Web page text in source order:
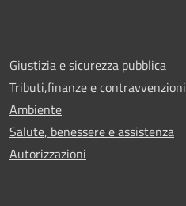
Giustizia e sicurezza pubblica
Tributi,finanze e contravvenzioni
Ambiente
Salute, benessere e assistenza
Autorizzazioni